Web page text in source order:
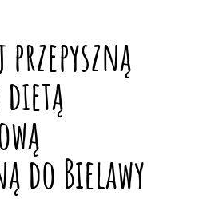
dietą
do Bielawy